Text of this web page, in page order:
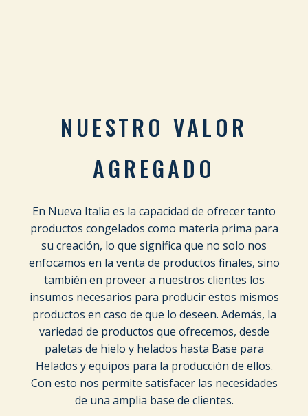
NUESTRO VALOR
AGREGADO
En Nueva Italia es la capacidad de ofrecer tanto
productos congelados como materia prima para
su creación, lo que significa que no solo nos
enfocamos en la venta de productos finales, sino
también en proveer a nuestros clientes los
insumos necesarios para producir estos mismos
productos en caso de que lo deseen. Además, la
variedad de productos que ofrecemos, desde
paletas de hielo y helados hasta Base para
Helados y equipos para la producción de ellos.
Con esto nos permite satisfacer las necesidades
de una amplia base de clientes.